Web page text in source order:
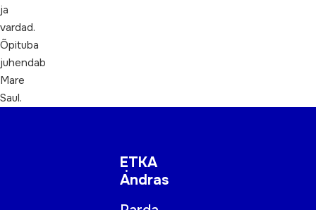
ja
vardad.
Õpituba
juhendab
Mare
Saul.
ETKA
Andras